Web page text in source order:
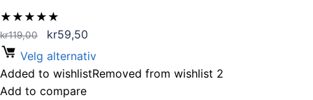
★ ★ ★ ★ ★
kr119,00
Opprinnelig
pris
var:
kr119,00.
kr59,50
pris
er:
Velg alternativ
Added to wishlistRemoved from wishlist 2
Add to compare